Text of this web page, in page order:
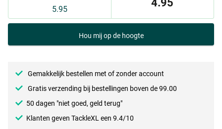
5.95
4.95
Hou mij op de hoogte
Gemakkelijk bestellen met of zonder account
Gratis verzending bij bestellingen boven de 99.00
50 dagen "niet goed, geld terug"
Klanten geven TackleXL een 9.4/10